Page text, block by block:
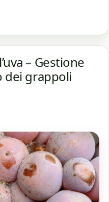
– Gestione
dei grappoli